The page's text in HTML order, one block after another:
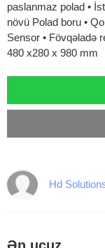
paslanmaz polad •
növü Polad boru •
Sensor • Fövqəladə
480 x280 x 980 mm
Hd